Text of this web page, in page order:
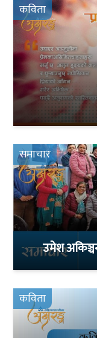
कविता
समाचार
उमेश
कविता